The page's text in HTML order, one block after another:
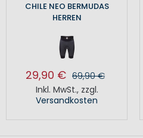
CHILE NEO BERMUDAS
HERREN
29,90 € 69,90 €
Inkl. MwSt., zzgl.
Versandkosten